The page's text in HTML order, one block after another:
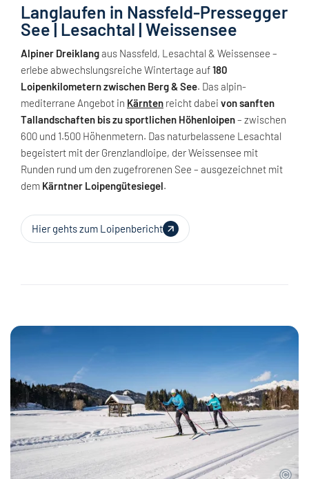
Langlaufen in Nassfeld-Pressegger
See | Lesachtal | Weissensee
Alpiner Dreiklangaus Nassfeld, Lesachtal & Weissensee –
erlebe abwechslungsreiche Wintertage auf180
Loipenkilometern zwischen Berg & See. Das alpin-
mediterrane Angebot in Kärnten reicht dabei von sanften
Tallandschaften bis zu sportlichen Höhenloipen– zwischen
600 und 1.500 Höhenmetern. Das naturbelassene Lesachtal
begeistert mit der Grenzlandloipe, der Weissensee mit
Runden rund um den zugefrorenen See – ausgezeichnet mit
dem Kärntner Loipengütesiegel.
Hier gehts zum Loipenbericht